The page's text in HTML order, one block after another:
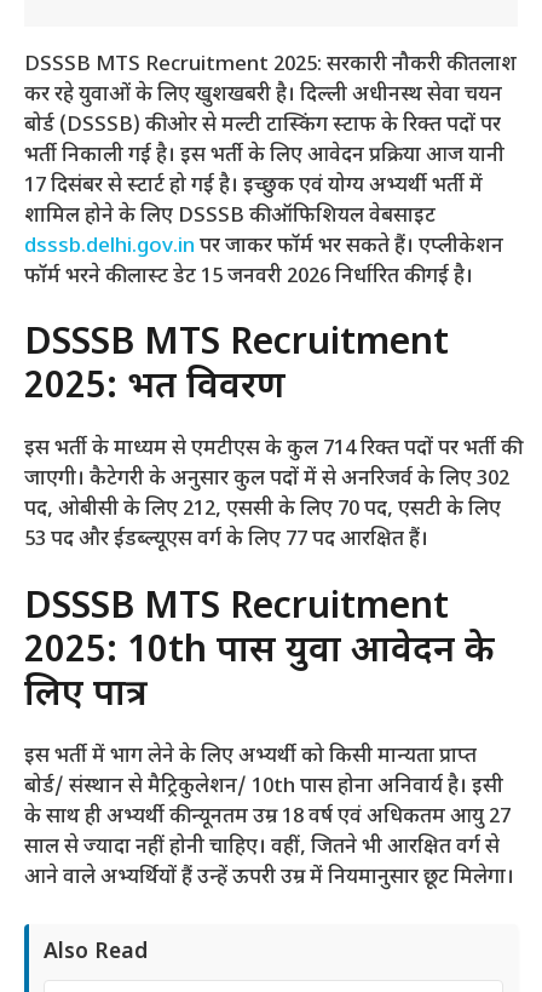
DSSSB MTS Recruitment 2025: सरकारी नौकरी की तलाश
कर रहे युवाओं के लिए खुशखबरी है। दिल्ली अधीनस्थ सेवा चयन
बोर्ड (DSSSB) की ओर से मल्टी टास्किंग स्टाफ के रिक्त पदों पर
भर्ती निकाली गई है। इस भर्ती के लिए आवेदन प्रक्रिया आज यानी
17 दिसंबर से स्टार्ट हो गई है। इच्छुक एवं योग्य अभ्यर्थी भर्ती में
शामिल होने के लिए DSSSB की ऑफिशियल वेबसाइट
dsssb.delhi.gov.in पर जाकर फॉर्म भर सकते हैं। एप्लीकेशन
फॉर्म भरने की लास्ट डेट 15 जनवरी 2026 निर्धारित की गई है।
DSSSB MTS Recruitment
2025: भर्ती विवरण
इस भर्ती के माध्यम से एमटीएस के कुल 714 रिक्त पदों पर भर्ती की
जाएगी। कैटेगरी के अनुसार कुल पदों में से अनरिजर्व के लिए 302
पद, ओबीसी के लिए 212, एससी के लिए 70 पद, एसटी के लिए
53 पद और ईडब्ल्यूएस वर्ग के लिए 77 पद आरक्षित हैं।
DSSSB MTS Recruitment
2025: 10th पास युवा आवेदन के
लिए पात्र
इस भर्ती में भाग लेने के लिए अभ्यर्थी को किसी मान्यता प्राप्त
बोर्ड/ संस्थान से मैट्रिकुलेशन/ 10th पास होना अनिवार्य है। इसी
के साथ ही अभ्यर्थी की न्यूनतम उम्र 18 वर्ष एवं अधिकतम आयु 27
साल से ज्यादा नहीं होनी चाहिए। वहीं, जितने भी आरक्षित वर्ग से
आने वाले अभ्यर्थियों हैं उन्हें ऊपरी उम्र में नियमानुसार छूट मिलेगा।
Also Read